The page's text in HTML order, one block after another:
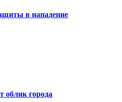
в нападение
облик города